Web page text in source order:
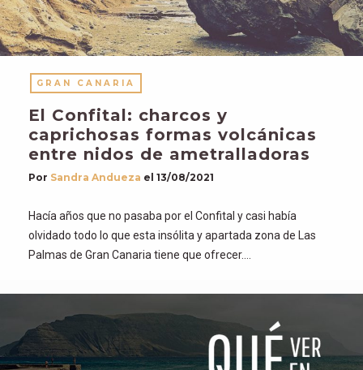
GRAN CANARIA
El Confital: charcos y
caprichosas formas volcánicas
entre nidos de ametralladoras
Por Sandra Andueza el 13/08/2021
Hacía años que no pasaba por el Confital y casi había
olvidado todo lo que esta insólita y apartada zona de Las
Palmas de Gran Canaria tiene que ofrecer….